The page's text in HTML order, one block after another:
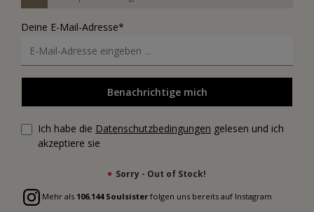
Deine E-Mail-Adresse*
Benachrichtige mich
Ich habe die Datenschutzbedingungen gelesen und ich
akzeptiere sie
Sorry - Out of Stock!
Mehr als 106.144 Soulsisterfolgen uns bereits auf Instagram